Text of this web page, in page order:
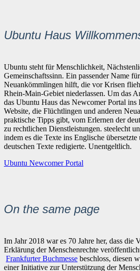
Ubuntu Haus
Ubuntu steht für Menschlichkeit,
Gemeinschaftssinn. Ein passender Name
Neuankömmlingen hilft, die vor Krisen
Rhein-Main-Gebiet niederlassen. Um das
das Ubuntu Haus das Newcomer Portal ins
Website, die Flüchtlingen und anderen
praktische Tipps gibt, vom Erlernen der
zu rechtlichen Dienstleistungen. steelecht
indem es die Texte ins Englische
deutschen Texte redigierte. Unentgeltlich.
Ubuntu Newcomer Portal
On the same page
Im Jahr 2018 war es 70 Jahre her, dass die
Erklärung der Menschenrechte
Frankfurter Buchmesse beschloss, diesen
einer Initiative zur Unterstützung der